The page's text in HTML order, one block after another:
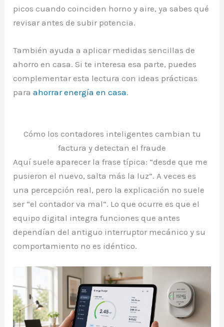
picos cuando coinciden horno y aire, ya sabes qué
revisar antes de subir potencia.
También ayuda a aplicar medidas sencillas de
ahorro en casa. Si te interesa esa parte, puedes
complementar esta lectura con ideas prácticas
paraahorrar energía en casa.
Cómo los contadores inteligentes cambian tu
factura y detectan el fraude
Aquí suele aparecer la frase típica: “desde que me
pusieron el nuevo, salta más la luz”. A veces es
una percepción real, pero la explicación no suele
ser “el contador va mal”. Lo que ocurre es que el
equipo digital integra funciones que antes
dependían del antiguo interruptor mecánico y su
comportamiento no es idéntico.